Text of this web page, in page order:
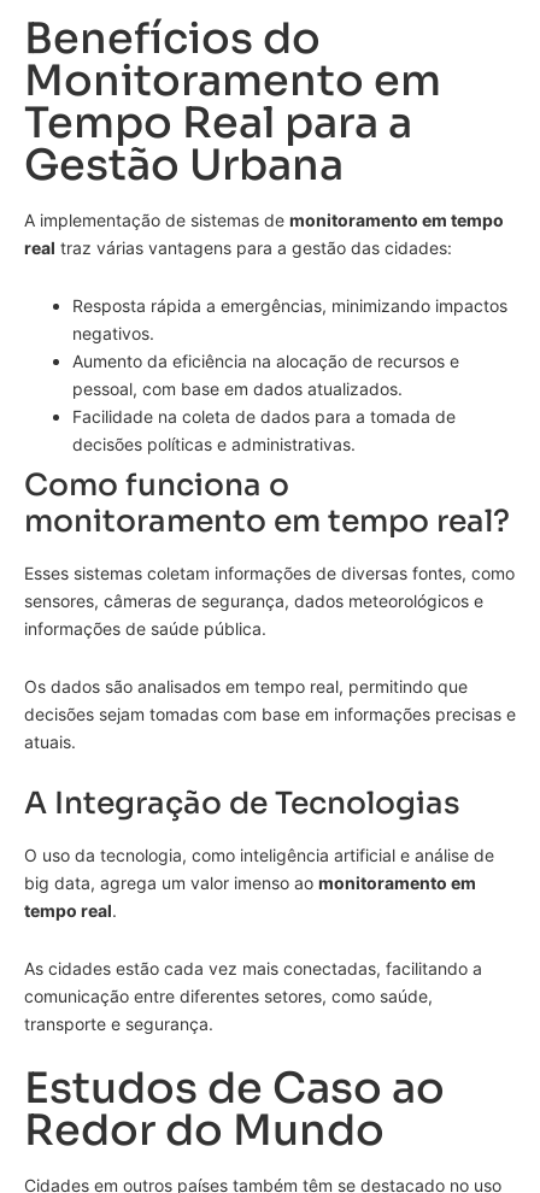
Benefícios do
Monitoramento em
Tempo Real para a
Gestão Urbana
A implementação de sistemas de monitoramento em tempo
real traz várias vantagens para a gestão das cidades:
Resposta rápida a emergências, minimizando impactos
negativos.
Aumento da eficiência na alocação de recursos e
pessoal, com base em dados atualizados.
Facilidade na coleta de dados para a tomada de
decisões políticas e administrativas.
Como funciona o
monitoramento em tempo real?
Esses sistemas coletam informações de diversas fontes, como
sensores, câmeras de segurança, dados meteorológicos e
informações de saúde pública.
Os dados são analisados em tempo real, permitindo que
decisões sejam tomadas com base em informações precisas e
atuais.
A Integração de Tecnologias
O uso da tecnologia, como inteligência artificial e análise de
big data, agrega um valor imenso ao monitoramento em
tempo real.
As cidades estão cada vez mais conectadas, facilitando a
comunicação entre diferentes setores, como saúde,
transporte e segurança.
Estudos de Caso ao
Redor do Mundo
Cidades em outros países também têm se destacado no uso